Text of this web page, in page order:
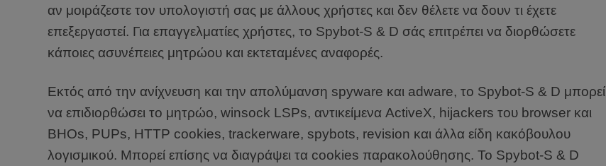
αν μοιράζεστε τον υπολογιστή σας με άλλους χρήστες και δεν θέλετε να δουν τι έχετε
επεξεργαστεί. Για επαγγελματίες χρήστες, το Spybot-S & D σάς επιτρέπει να διορθώσετε
κάποιες ασυνέπειες μητρώου και εκτεταμένες αναφορές.
Εκτός από την ανίχνευση και την απολύμανση spyware και adware, το Spybot-S & D μπορεί
να επιδιορθώσει το μητρώο, winsock LSPs, αντικείμενα ActiveX, hijackers του browser και
BHOs, PUPs, HTTP cookies, trackerware, spybots, revision και άλλα είδη κακόβουλου
λογισμικού. Μπορεί επίσης να διαγράψει τα cookies παρακολούθησης. Το Spybot-S & D